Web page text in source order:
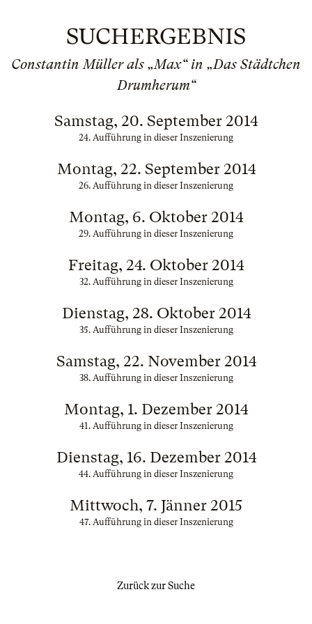
SUCHERGEBNIS
Constantin Müller als „Max“ in „Das Städtchen
Drumherum“
Samstag, 20. September 2014
24. Aufführung in dieser Inszenierung
Montag, 22. September 2014
26. Aufführung in dieser Inszenierung
Montag, 6. Oktober 2014
29. Aufführung in dieser Inszenierung
Freitag, 24. Oktober 2014
32. Aufführung in dieser Inszenierung
Dienstag, 28. Oktober 2014
35. Aufführung in dieser Inszenierung
Samstag, 22. November 2014
38. Aufführung in dieser Inszenierung
Montag, 1. Dezember 2014
41. Aufführung in dieser Inszenierung
Dienstag, 16. Dezember 2014
44. Aufführung in dieser Inszenierung
Mittwoch, 7. Jänner 2015
47. Aufführung in dieser Inszenierung
Zurück zur Suche